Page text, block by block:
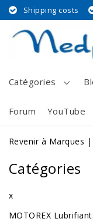
Shipping costs
Catégories
Forum YouTube
Revenir à Marques |
Catégories
x
MOTOREX